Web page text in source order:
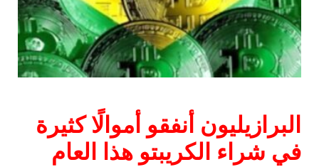
البرازيليون أنفقو أموالًا كثيرة
في شراء الكريبتو هذا العام